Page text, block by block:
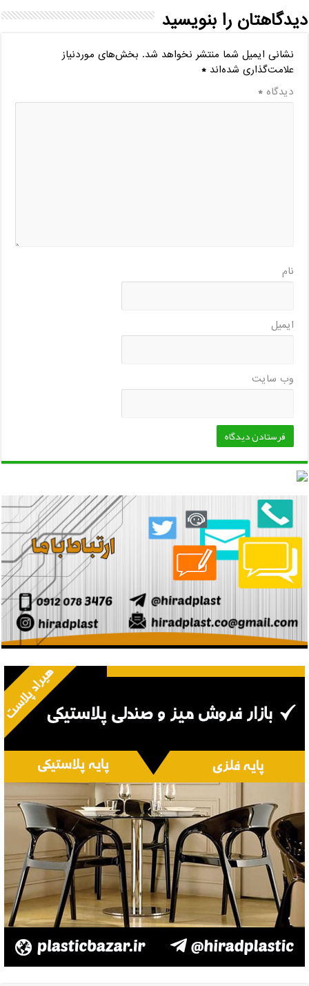
دیدگاهتان را بنویسید
نشانی ایمیل شما منتشر نخواهد شد. بخش‌های موردنیاز
علامت‌گذاری شده‌اند*
دیدگاه*
نام
ایمیل
وب‌ سایت